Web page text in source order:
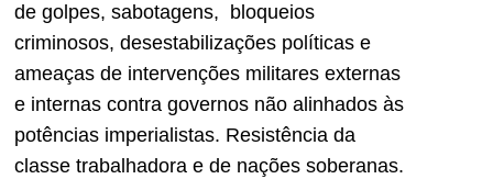
de golpes, sabotagens, bloqueios
criminosos, desestabilizações políticas e
ameaças de intervenções militares externas
e internas contra governos não alinhados às
potências imperialistas. Resistência da
classe trabalhadora e de nações soberanas.